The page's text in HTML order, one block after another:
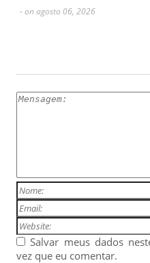
- on agosto 06, 2026
Salvar meus dados
vez que eu comentar.